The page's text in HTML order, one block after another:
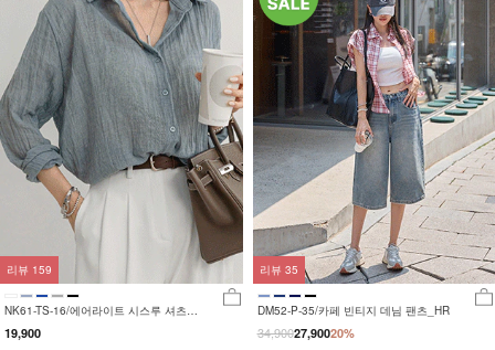
NK61-TS-16/에어라이트 시스루 셔츠
_HR
19,900
리뷰 159
DM52-P-35/카페 빈티지 데님 팬츠_HR
20%
34,90027,900
리뷰 35